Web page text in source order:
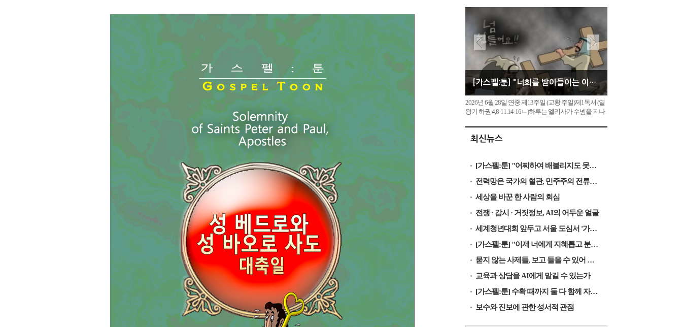
[가스펠:툰] "너희를 받아들이는 이는 나를 받아들이는 사람이다"
2026년 6월 28일 연중 제13주일 (교황 주일)제1독서 (열
왕기 하권 4,8-11.14-16ㄴ)하루는 엘리사가 수넴을 지나
리사에게 음식을 대접하게 해 달라고 간청하였다. 그래
서 엘리사는 그곳을 지날 때마다 그의 집에 들러 음식을
최신뉴스
[가스펠:툰] "어찌하여 배불리지도 못하는 것에 수고를 들이느냐"
전력망은 국가의 혈관, 민주주의 전류가 흐르게 해야
세상을 바꾼 한 사람의 회심
전쟁 · 감시 · 거짓정보, AI의 어두운 얼굴
세계청년대회 앞두고 서울 도심서 '가톨릭문화박람회’
[가스펠:툰] "이제 너에게 지혜롭고 분별하는 마음을 준다"
묻지 않는 사제들, 보고 들을 수 있어 행복한 제자들
교육과 상담을 AI에게 맡길 수 있는가
[가스펠:툰] 수확 때까지 둘 다 함께 자라도록 내버려 두어라
보수와 진보에 관한 성서적 관점